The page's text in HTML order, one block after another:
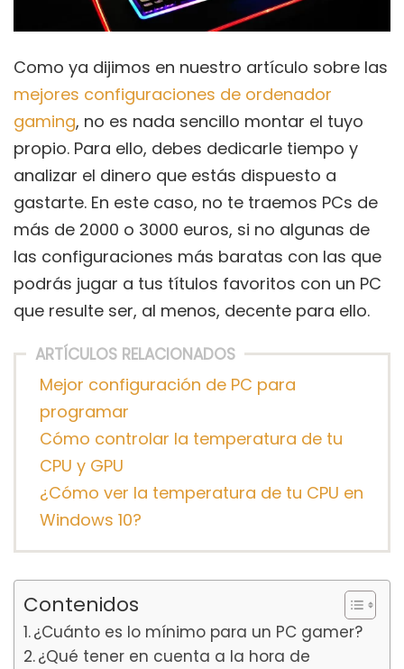
Como ya dijimos en nuestro artículo sobre las
mejores configuraciones de ordenador
gaming, no es nada sencillo montar el tuyo
propio. Para ello, debes dedicarle tiempo y
analizar el dinero que estás dispuesto a
gastarte. En este caso, no te traemos PCs de
más de 2000 o 3000 euros, si no algunas de
las configuraciones más baratas con las que
podrás jugar a tus títulos favoritos con un PC
que resulte ser, al menos, decente para ello.
ARTÍCULOS RELACIONADOS
Mejor configuración de PC para
programar
Cómo controlar la temperatura de tu
CPU y GPU
¿Cómo ver la temperatura de tu CPU en
Windows 10?
Contenidos
¿Cuánto es lo mínimo para un PC gamer?
¿Qué tener en cuenta a la hora de